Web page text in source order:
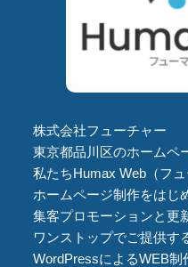
株式会社フューチャー
東京都品川区のホームペ
私たちHumax Web（フ
ホームページ制作をはじ
集客プロモーションと更
ワンストップでご提供す
WordPressによるWEB制